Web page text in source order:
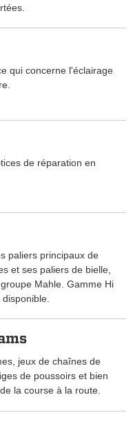
qui concerne l'éclairage
de réparation en
paliers principaux de
et ses paliers de bielle,
Mahle. Gamme Hi
jeux de chaînes de
de poussoirs et bien
la course à la route.